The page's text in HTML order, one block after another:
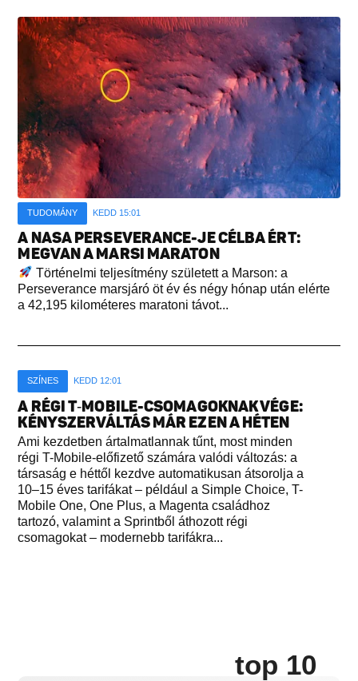
TUDOMÁNY KEDD 15:01
A NASA PERSEVERANCE-JE CÉLBA ÉRT:
MEGVAN A MARSI MARATON
Történelmi teljesítmény született a Marson: a
Perseverance marsjáró öt év és négy hónap után elérte
a 42,195 kilométeres maratoni távot...
SZÍNES KEDD 12:01
A RÉGI T‑MOBILE-CSOMAGOKNAK VÉGE:
KÉNYSZERVÁLTÁS MÁR EZEN A HÉTEN
Ami kezdetben ártalmatlannak tűnt, most minden
régi T-Mobile-előfizető számára valódi változás: a
társaság e héttől kezdve automatikusan átsorolja a
10–15 éves tarifákat – például a Simple Choice, T-
Mobile One, One Plus, a Magenta családhoz
tartozó, valamint a Sprintből áthozott régi
csomagokat – modernebb tarifákra...
top 10